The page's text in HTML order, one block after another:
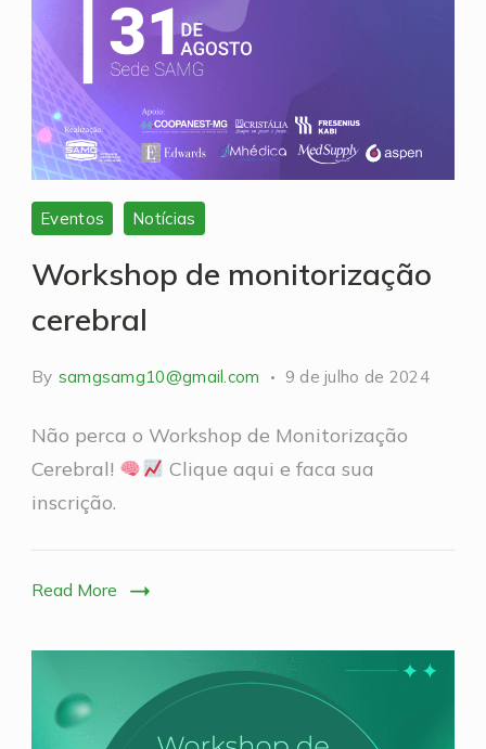
Eventos Notícias
Workshop de monitorização
cerebral
By samgsamg10@gmail.com 9 de julho de 2024
Não perca o Workshop de Monitorização
Cerebral!
Clique aqui e faca sua
inscrição.
Read More